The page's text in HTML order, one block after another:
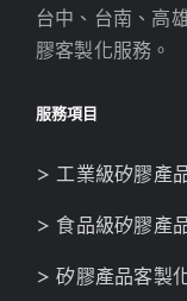
台中、台南、高
膠客製化服務。
服務項目
> 工業級矽膠產
> 食品級矽膠產
> 矽膠產品客製